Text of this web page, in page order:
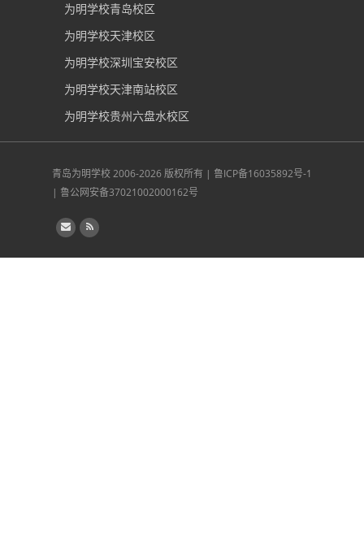
为明学校青岛校区
为明学校天津校区
为明学校深圳宝安校区
为明学校天津南站校区
为明学校贵州六盘水校区
青岛为明学校2006-2026 版权所有 | 鲁ICP备16035892号-1
| 鲁公网安备37021002000162号